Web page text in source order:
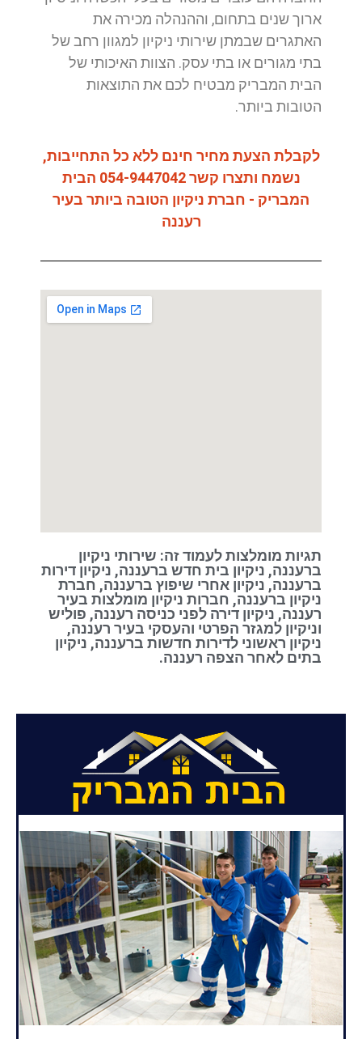
ארוך שנים בתחום, וההנהלה מכירה את
האתגרים שבמתן שירותי ניקיון למגוון רחב של
בתי מגורים או בתי עסק. הצוות האיכותי של
הבית המבריק מבטיח לכם את התוצאות
הטובות ביותר.
לקבלת הצעת מחיר חינם ללא כל התחייבות,
נשמח ותצרו קשר 054-9447042 הבית
המבריק - חברת ניקיון הטובה ביותר בעיר
רעננה
תגיות מומלצות לעמוד זה: שירותי ניקיון
ברעננה, ניקיון בית חדש ברעננה, ניקיון דירות
ברעננה, ניקיון אחרי שיפוץ ברעננה, חברת
ניקיון ברעננה, חברות ניקיון מומלצות בעיר
רעננה, ניקיון דירה לפני כניסה רעננה, פוליש
וניקיון למגזר הפרטי והעסקי בעיר רעננה,
ניקיון ראשוני לדירות חדשות ברעננה, ניקיון
בתים לאחר הצפה רעננה.